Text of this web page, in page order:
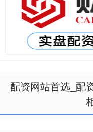
配资网站首选_配